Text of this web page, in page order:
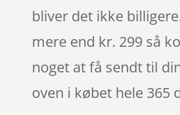
bliver det ikke
mere end kr. 299 så
noget at få sendt til
oven i købet hele 365